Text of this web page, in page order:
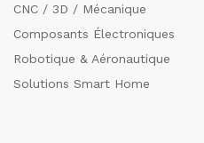
CNC / 3D / Mécanique
Composants Électroniques
Robotique & Aéronautique
Solutions Smart Home